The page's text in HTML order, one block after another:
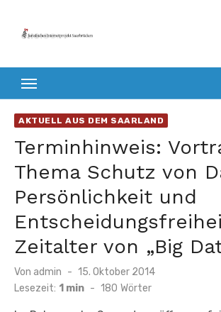
Inhalt
AKTUELL AUS DEM SAARLAND
Terminhinweis:
Thema Schutz von
Persönlichkeit und
Zeitalter von „Big
Von admin
Veröffentlicht
am
15. Oktober 2014
Lesezeit: 1 min - 180 Wörter